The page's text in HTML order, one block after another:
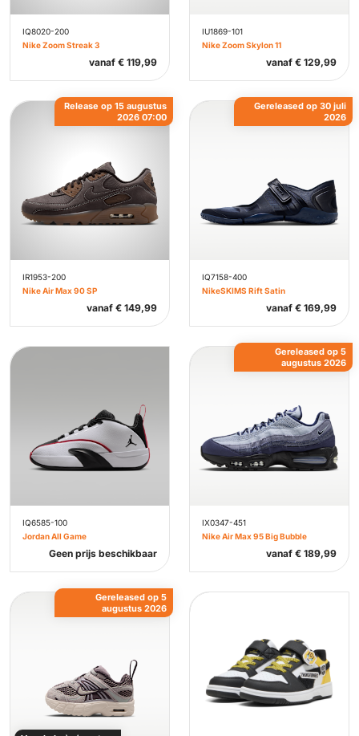
IQ8020-200
Nike Zoom Streak 3
vanaf € 119,99
IU1869-101
Nike Zoom Skylon 11
vanaf € 129,99
IR1953-200
Nike Air Max 90 SP
vanaf € 149,99
Release op 15 augustus
2026 07:00
IQ7158-400
NikeSKIMS Rift Satin
vanaf € 169,99
Gereleased op 30 juli
2026
IQ6585-100
Jordan All Game
Geen prijs beschikbaar
IX0347-451
Nike Air Max 95 Big Bubble
vanaf € 189,99
Gereleased op 5
augustus 2026
Gereleased op 5
augustus 2026